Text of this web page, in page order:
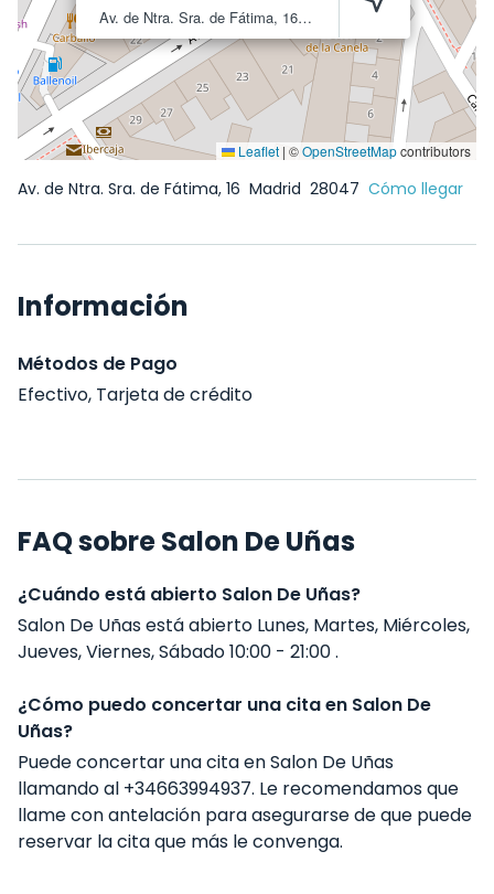
Av. de Ntra. Sra. de Fátima, 16Madrid 28047
Leaflet | ©OpenStreetMapcontributors
Av. de Ntra. Sra. de Fátima, 16 Madrid 28047 Cómo llegar
Información
Métodos de Pago
Efectivo, Tarjeta de crédito
FAQ sobre Salon De Uñas
¿Cuándo está abierto Salon De Uñas?
Salon De Uñas está abierto Lunes, Martes, Miércoles,
Jueves, Viernes, Sábado 10:00 - 21:00 .
¿Cómo puedo concertar una cita en Salon De
Uñas?
Puede concertar una cita en Salon De Uñas
llamando al +34663994937. Le recomendamos que
llame con antelación para asegurarse de que puede
reservar la cita que más le convenga.